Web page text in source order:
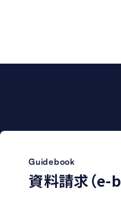
Guidebook
資料請求（e-